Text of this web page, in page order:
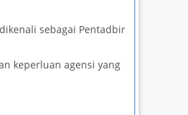
sebagai Pentadbir
keperluan agensi yang